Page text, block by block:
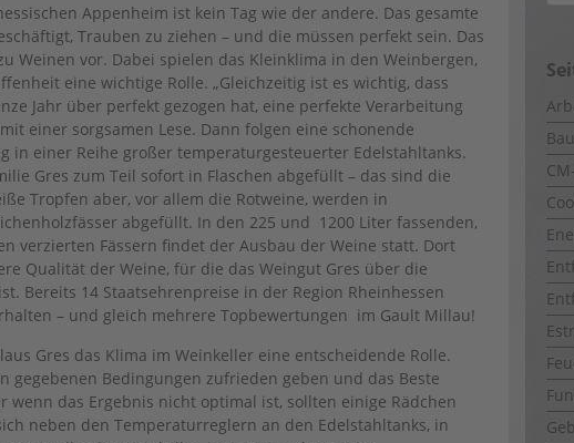
Appenheim ist kein Tag wie der andere. Das gesamte
Trauben zu ziehen – und die müssen perfekt sein. Das
Weinen vor. Dabei spielen das Kleinklima in den Weinbergen,
eine wichtige Rolle. „Gleichzeitig ist es wichtig, dass
Jahr über perfekt gezogen hat, eine perfekte Verarbeitung
einer sorgsamen Lese. Dann folgen eine schonende
in einer Reihe großer temperaturgesteuerter Edelstahltanks.
Gres zum Teil sofort in Flaschen abgefüllt – das sind die
Tropfen aber, vor allem die Rotweine, werden in
abgefüllt. In den 225 und 1200 Liter fassenden,
verzierten Fässern findet der Ausbau der Weine statt. Dort
Qualität der Weine, für die das Weingut Gres über die
Bereits 14 Staatsehrenpreise in der Region Rheinhessen
– und gleich mehrere Topbewertungen im Gault Millau!
Gres das Klima im Weinkeller eine entscheidende Rolle.
gegebenen Bedingungen zufrieden geben und das Beste
wenn das Ergebnis nicht optimal ist, sollten einige Rädchen
neben den Temperaturreglern an den Edelstahltanks, in